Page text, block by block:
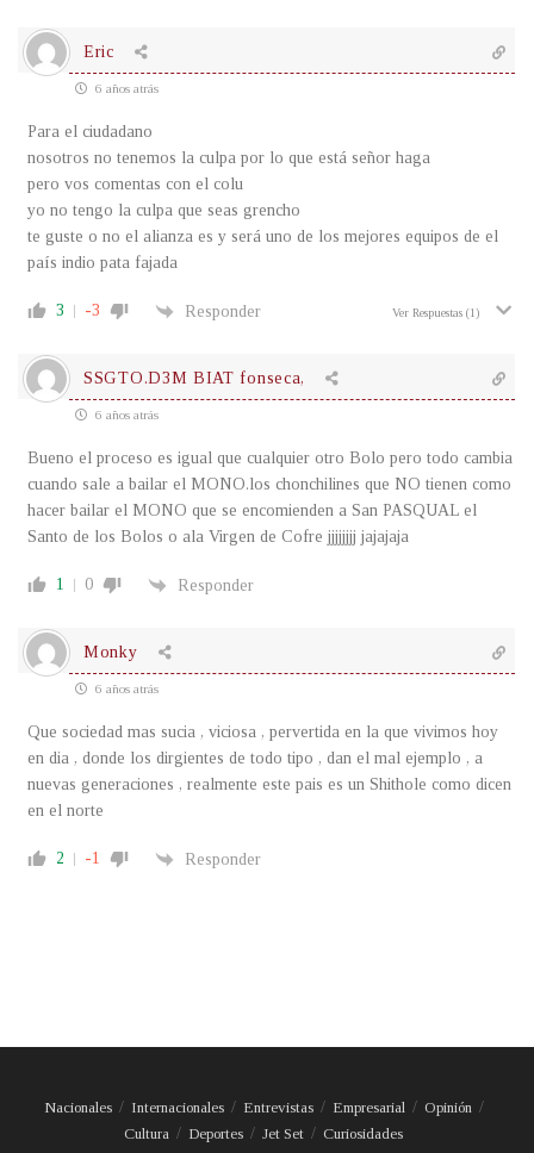
Eric
6 años atrás
Para el ciudadano
nosotros no tenemos la culpa por lo que está señor haga
pero vos comentas con el colu
yo no tengo la culpa que seas grencho
te guste o no el alianza es y será uno de los mejores equipos de el
país indio pata fajada
3 -3 Responder Ver Respuestas (1)
SSGTO.D3M BIAT fonseca,
6 años atrás
Bueno el proceso es igual que cualquier otro Bolo pero todo cambia
cuando sale a bailar el MONO.los chonchilines que NO tienen como
hacer bailar el MONO que se encomienden a San PASQUAL el
Santo de los Bolos o ala Virgen de Cofre jjjjjjjj jajajaja
1 0 Responder
Monky
6 años atrás
Que sociedad mas sucia , viciosa , pervertida en la que vivimos hoy
en dia , donde los dirgientes de todo tipo , dan el mal ejemplo , a
nuevas generaciones , realmente este pais es un Shithole como dicen
en el norte
2 -1 Responder
Nacionales Internacionales Entrevistas Empresarial
Opinión
Cultura
Deportes Jet Set Curiosidades